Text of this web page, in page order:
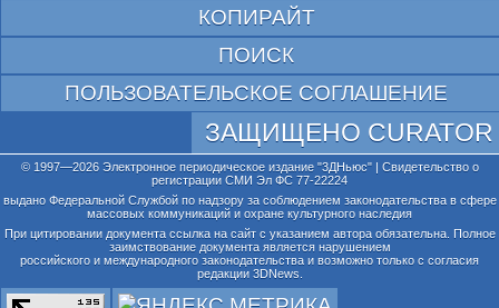
КОПИРАЙТ
ПОИСК
ПОЛЬЗОВАТЕЛЬСКОЕ СОГЛАШЕНИЕ
ЗАЩИЩЕНО CURATOR
© 1997—2026 Электронное периодическое издание "3ДНьюс" | Свидетельство о
регистрации СМИ Эл ФС 77-22224
выдано Федеральной Службой по надзору за соблюдением законодательства в сфере
массовых коммуникаций и охране культурного наследия
При цитировании документа ссылка на сайт с указанием автора обязательна. Полное
заимствование документа является нарушением
российского и международного законодательства и возможно только с согласия
редакции 3DNews.